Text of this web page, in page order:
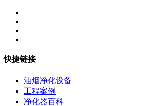
快捷链接
油烟净化设备
工程案例
净化器百科